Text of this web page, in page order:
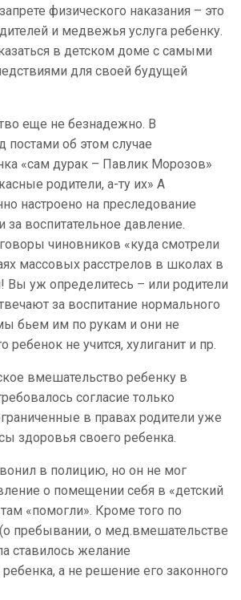
физического наказания – это
и медвежья услуга ребенку.
в детском доме с самыми
для своей будущей
еще не безнадежно. В
постами об этом случае
«сам дурак – Павлик Морозов»
родители, а-ту их» А
настроено на преследование
за воспитательное давление.
чиновников «куда смотрели
массовых расстрелов в школах в
Вы уж определитесь – или родители
за воспитание нормального
бьем им по рукам и они не
ребенок не учится, хулиганит и пр.
вмешательство ребенку в
согласие только
в правах родители уже
здоровья своего ребенка.
в полицию, но он не мог
о помещении себя в «детский
«помогли». Кроме того по
пребывании, о мед.вмешательстве
ставилось желание
а не решение его законного